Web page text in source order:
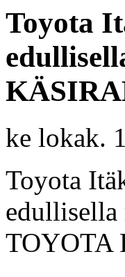
Toyota
ke lokak.
Toyota
TOYOTA